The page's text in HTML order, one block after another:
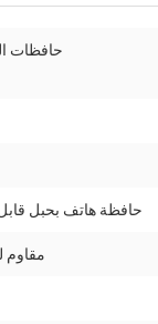
حافظات
حافظة هاتف بحبل
مقاوم